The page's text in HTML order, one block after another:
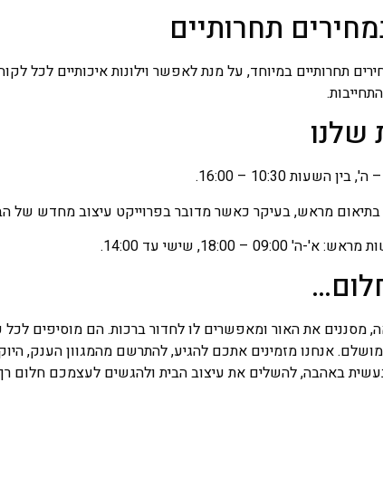
תחרותיים
תחרותיים במיוחד, על מנת לאפשר וילונות איכותיים לכל
שלנו
10:30 – 16:00.
בתיאום מראש, בעיקר כאשר מדובר בפרוייקט עיצוב מחדש של
– 18:00, שישי עד 14:00.
מסננים את האור ומאפשרים לו לחדור ברכות. הם מוסיפים לכל
אנחנו מזמינים אתכם להגיע, להתרשם מהמגוון הענק,
באהבה, להשלים את עיצוב הבית ולהגשים לעצמכם חלום